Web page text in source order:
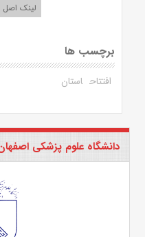
لینک اصل
برچسب ها
افتتاح استان
دانشگاه علوم پزشکی